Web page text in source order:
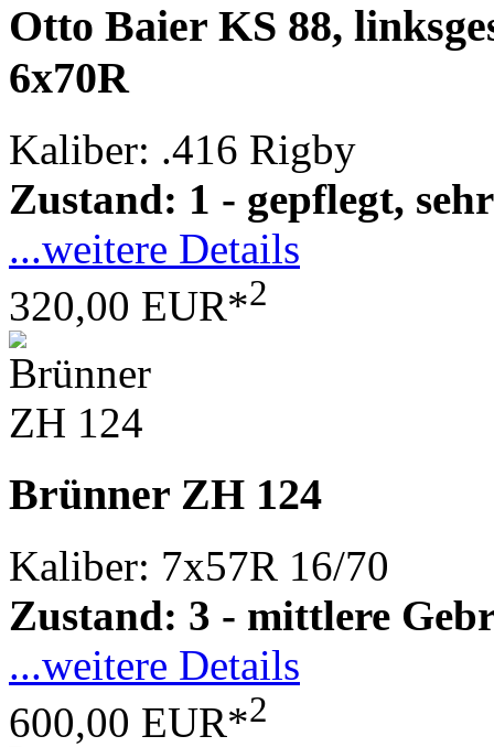
Otto Baier KS 88,
6x70R
Kaliber: .416 Rigby
Zustand: 1 - gepflegt,
...weitere Details
320,00 EUR*2
Brünner ZH 124
Kaliber: 7x57R 16/70
Zustand: 3 - mittlere
...weitere Details
600,00 EUR*2